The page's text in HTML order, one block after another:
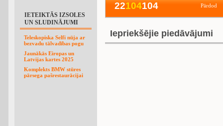
IETEIKTĀS IZSOLES
UN SLUDINĀJUMI
Teleskopiska Selfi nūja ar
bezvadu tālvadības pogu
Jaunākās Eiropas un
Latvijas kartes 2025
Komplekts BMW stūres
pārsega pašrestaurācijai
22104104 Pārdod
Iepriekšējie piedāvājumi